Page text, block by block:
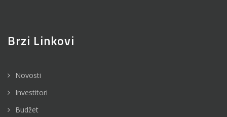
Brzi Linkovi
Novosti
Investitori
Budžet